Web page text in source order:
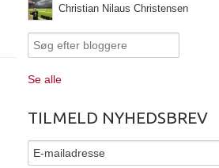
Christian Nilaus Christensen
Se alle
TILMELD NYHEDSBREV